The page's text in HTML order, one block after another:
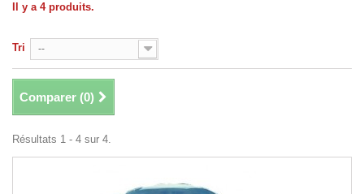
Il y a 4 produits.
Tri --
Comparer (0)
Résultats 1 - 4 sur 4.